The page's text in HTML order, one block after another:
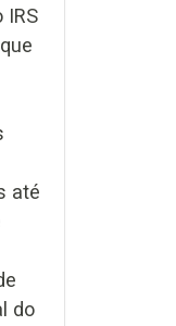
IRS
até
do